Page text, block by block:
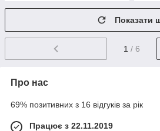
Показати
1 / 6
Про нас
69% позитивних з 16 відгуків за рік
Працює з 22.11.2019